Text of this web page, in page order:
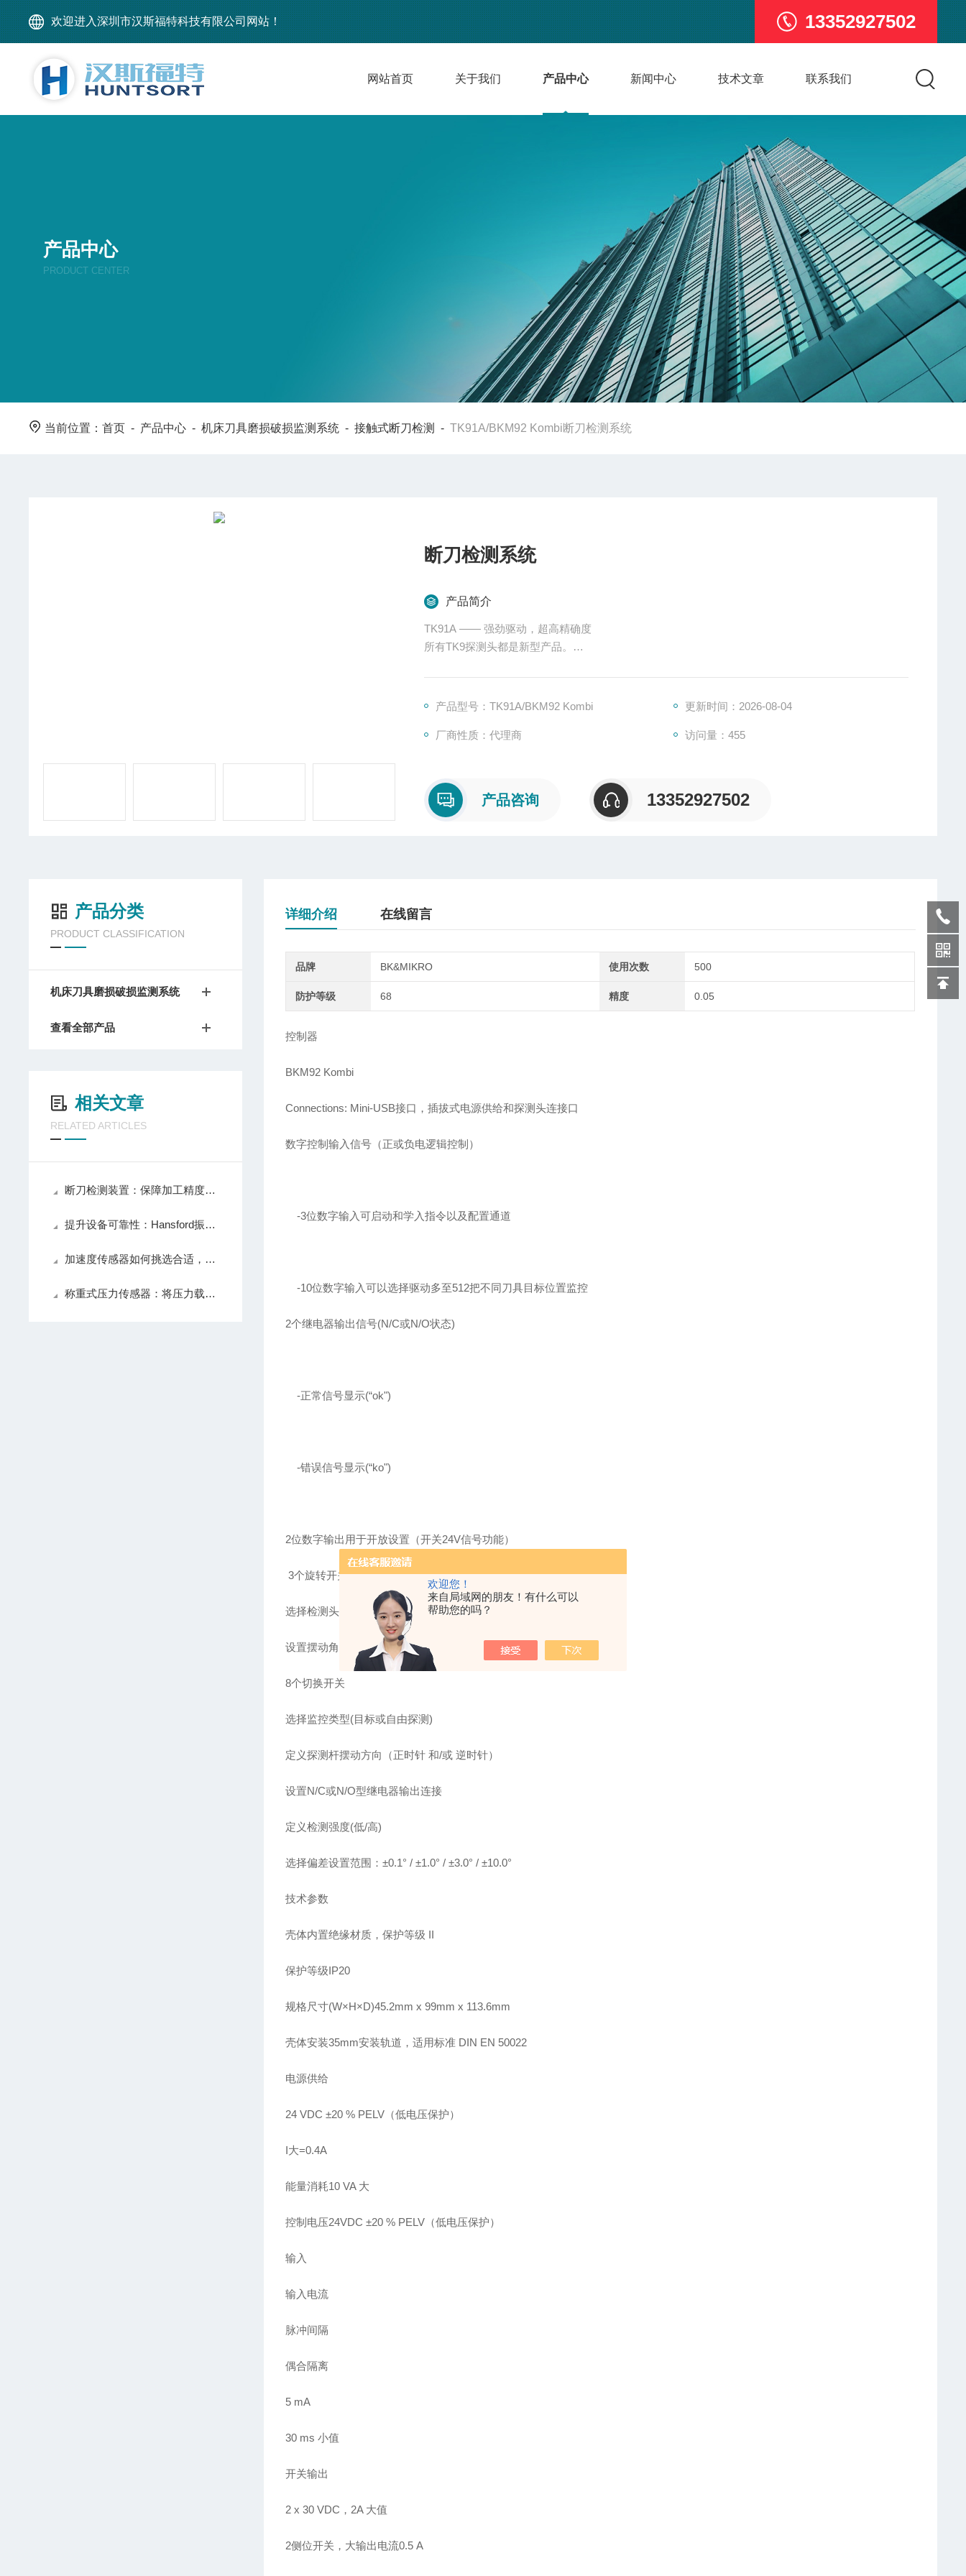
欢迎您！
来自局域网的朋友！有什么可以
帮助您的吗？
欢迎进入深圳市汉斯福特科技有限公司网站！ 13352927502
网站首页 关于我们 产品中心 新闻中心 技术文章 联系我们
产品中心
PRODUCT CENTER
当前位置：首页 - 产品中心 -机床刀具磨损破损监测系统 -接触式断刀检测 -TK91A/BKM92 Kombi断刀检测系统
断刀检测系统
产品简介
TK91A —— 强劲驱动，超高精确度
所有TK9探测头都是新型产品。
BKM92 Kombi
数字控制输入信号（正或负电逻辑控制）
产品型号：TK91A/BKM92 Kombi 更新时间：2026-08-04
厂商性质：代理商 访问量：455
产品咨询 13352927502
详细介绍 在线留言
品牌 BK&MIKRO 使用次数 500
防护等级 68 精度 0.05
控制器
BKM92 Kombi
Connections: Mini-USB接口，插拔式电源供给和探测头连接口
数字控制输入信号（正或负电逻辑控制）
-3位数字输入可启动和学入指令以及配置通道
-10位数字输入可以选择驱动多至512把不同刀具目标位置监控
2个继电器输出信号(N/C或N/O状态)
-正常信号显示(“ok")
-错误信号显示(“ko")
2位数字输出用于开放设置（开关24V信号功能）
3个旋转开关
选择检测头
设置摆动角度（以24°/步设置，范围从0°到360°）
8个切换开关
选择监控类型(目标或自由探测)
定义探测杆摆动方向（正时针 和/或 逆时针）
设置N/C或N/O型继电器输出连接
定义检测强度(低/高)
选择偏差设置范围：±0.1° / ±1.0° / ±3.0° / ±10.0°
技术参数
壳体内置绝缘材质，保护等级 II
保护等级IP20
规格尺寸(W×H×D)45.2mm x 99mm x 113.6mm
壳体安装35mm安装轨道，适用标准 DIN EN 50022
电源供给
24 VDC ±20 % PELV（低电压保护）
I大=0.4A
能量消耗10 VA 大
控制电压24VDC ±20 % PELV（低电压保护）
输入
输入电流
脉冲间隔
偶合隔离
5 mA
30 ms 小值
开关输出
2 x 30 VDC，2A 大值
2侧位开关，大输出电流0.5 A
产品分类
PRODUCT CLASSIFICATION
机床刀具磨损破损监测系统
查看全部产品
相关文章
RELATED ARTICLES
断刀检测装置：保障加工精度与生产安全的关键技术
提升设备可靠性：Hansford振动传感器在预防性维护中的应用
加速度传感器如何挑选合适，方法是什么？
称重式压力传感器：将压力载荷转化为可测电信号的测力装置